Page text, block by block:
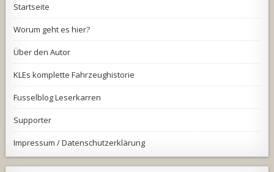
Startseite
Worum geht es hier?
Über den Autor
KLEs komplette Fahrzeughistorie
Fusselblog Leserkarren
Supporter
Impressum / Datenschutzerklärung